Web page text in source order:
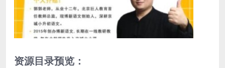
资源目录预览：